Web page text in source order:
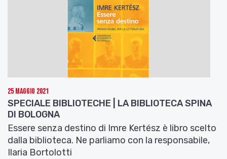
25 Maggio 2021
SPECIALE BIBLIOTECHE | LA BIBLIOTECA SPINA
DI BOLOGNA
Essere senza destino di Imre Kertész è libro scelto
dalla biblioteca. Ne parliamo con la responsabile,
Ilaria Bortolotti